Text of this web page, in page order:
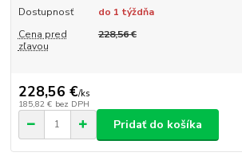
Dostupnosť
do 1 týždňa
Cena pred
zľavou
228,56 €
228,56 €/ks
185,82 € bez DPH
Pridať do košíka